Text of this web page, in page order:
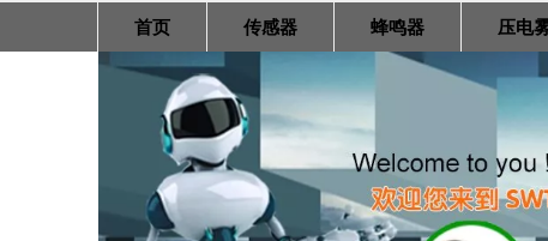
首页 传感器 蜂鸣器 压电